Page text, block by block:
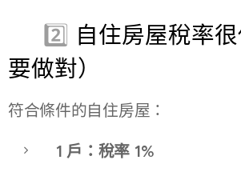
🟢 2️⃣ 自住房屋稅率
要做對）
符合條件的自住房屋：
1 戶：稅率 1%